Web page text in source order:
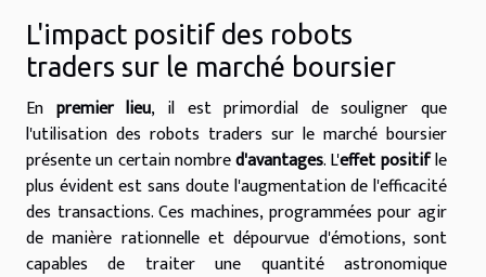
L'impact positif des robots
traders sur le marché boursier
En premier lieu, il est primordial de souligner que
l'utilisation des robots traders sur le marché boursier
présente un certain nombred'avantages. L'effet positifle
plus évident est sans doute l'augmentation de l'efficacité
des transactions. Ces machines, programmées pour agir
de manière rationnelle et dépourvue d'émotions, sont
capables de traiter une quantité astronomique